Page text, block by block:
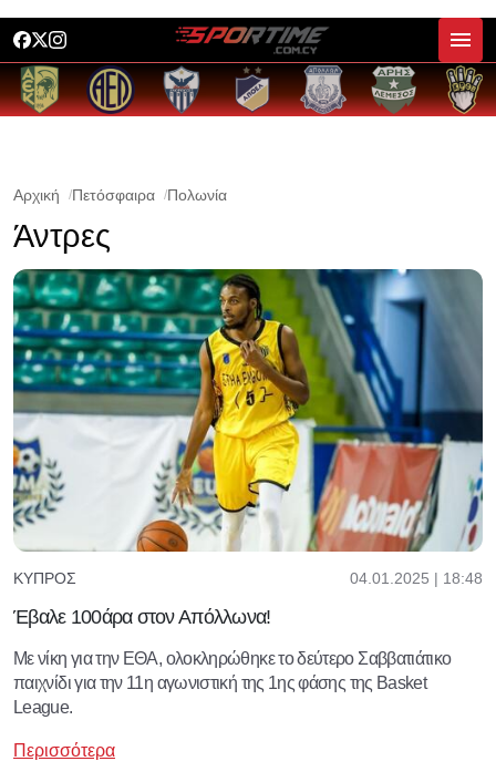
Αρχική Πετόσφαιρα Πολωνία
Άντρες
ΚΎΠΡΟΣ 04.01.2025 | 18:48
Έβαλε 100άρα στον Απόλλωνα!
Με νίκη για την ΕΘΑ, ολοκληρώθηκε το δεύτερο Σαββατιάτικο
παιχνίδι για την 11η αγωνιστική της 1ης φάσης της Basket
League.
Περισσότερα